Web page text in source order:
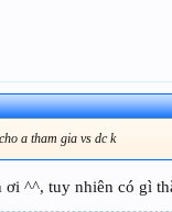
a tham gia vs dc k
^^, tuy nhiên có gì